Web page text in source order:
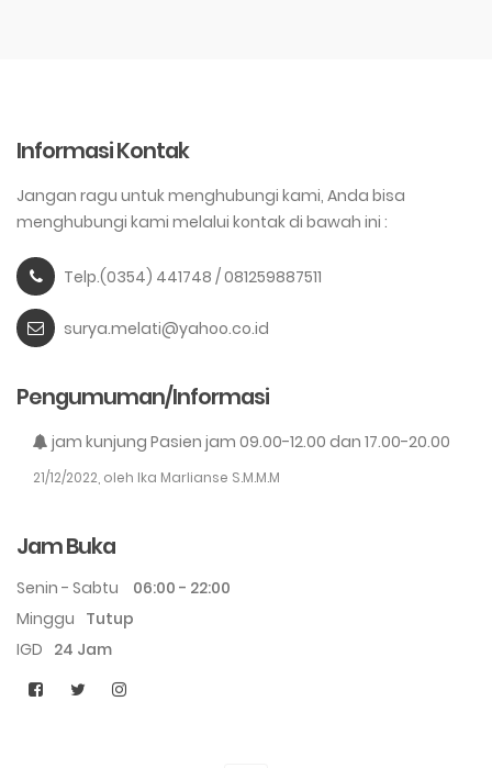
Informasi Kontak
Jangan ragu untuk menghubungi kami, Anda bisa
menghubungi kami melalui kontak di bawah ini :
Telp.(0354) 441748 / 081259887511
surya.melati@yahoo.co.id
Pengumuman/Informasi
jam kunjung Pasien jam 09.00-12.00 dan 17.00-20.00
21/12/2022, oleh Ika Marlianse S.M.M.M
Jam Buka
Senin - Sabtu
06:00 - 22:00
Minggu Tutup
IGD 24 Jam